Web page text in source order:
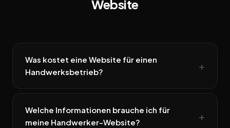
Website
Was kostet eine Website für einen
Handwerksbetrieb?
Welche Informationen brauche ich für
meine Handwerker-Website?